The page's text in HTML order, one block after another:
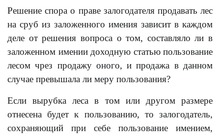
Решение спора о праве залогодателя продавать лес
на сруб из заложенного имения зависит в каждом
деле от решения вопроса о том, составляло ли в
заложенном имении доходную статью пользование
лесом чрез продажу оного, и продажа в данном
случае превышала ли меру пользования?
Если вырубка леса в том или другом размере
отнесена будет к пользованию, то залогодатель,
сохраняющий при себе пользование имением,